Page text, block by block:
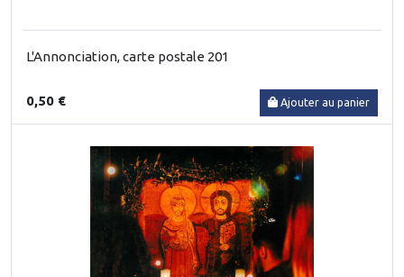
L'Annonciation, carte postale 201
0,50 € Ajouter au panier